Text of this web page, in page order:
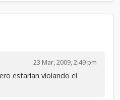
23 Mar, 2009, 2:49 pm
estarian violando el